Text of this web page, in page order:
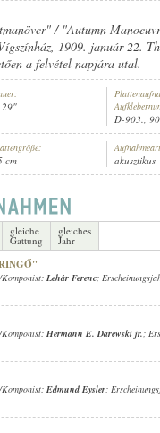
/ "Autumn
1909. január 22.
a felvétel napjára utal.
29"
D-903.,
cm akusztikus
gleiche
Gattung
gleiches
Jahr
Komponist: Lehár Ferenc;
Komponist: Hermann E. Darewski jr.;
Komponist: Edmund Eysler;